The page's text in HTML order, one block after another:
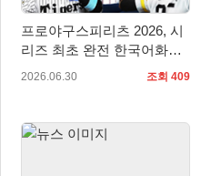
프로야구스피리츠 2026, 시
리즈 최초 완전 한국어화…
7월 16일 발매
2026.06.30 조회 409